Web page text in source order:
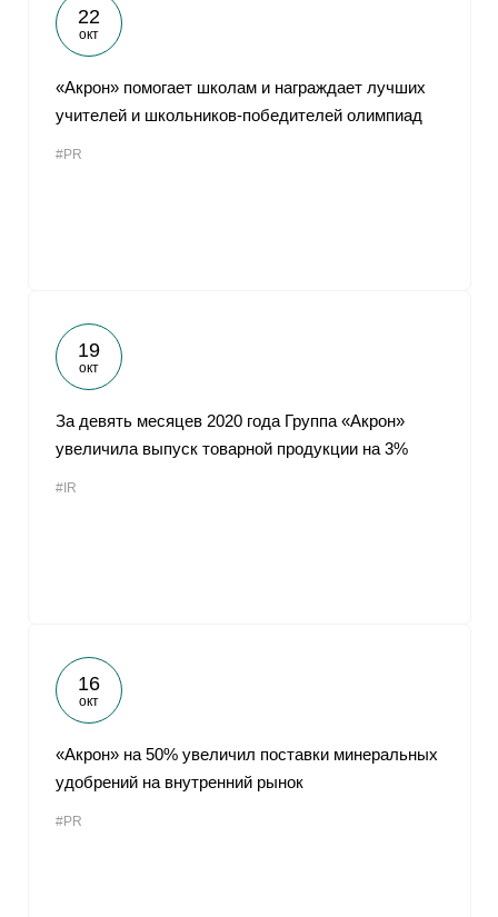
22
окт
«Акрон» помогает школам и награждает лучших
учителей и школьников-победителей олимпиад
#PR
19
окт
За девять месяцев 2020 года Группа «Акрон»
увеличила выпуск товарной продукции на 3%
#IR
16
окт
«Акрон» на 50% увеличил поставки минеральных
удобрений на внутренний рынок
#PR